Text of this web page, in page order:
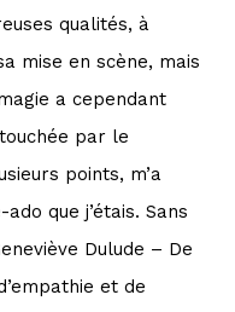
qualités, à
mise en scène, mais
a cependant
par le
points, m’a
que j’étais. Sans
Dulude – De
et de